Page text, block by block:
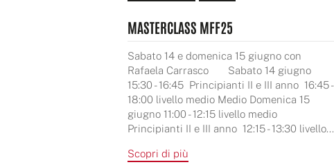
MASTERCLASS MFF25
Sabato 14 e domenica 15 giugno con
Rafaela Carrasco Sabato 14 giugno
15:30 - 16:45 Principianti II e III anno 16:45 -
18:00 livello medio Medio Domenica 15
giugno 11:00 - 12:15 livello medio
Principianti II e III anno 12:15 - 13:30 livello...
Scopri di più